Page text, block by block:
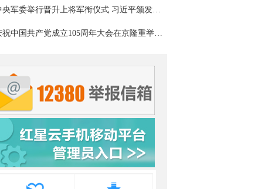
中央军委举行晋升上将军衔仪式 习近平颁发命令状并向晋衔的军官表示祝贺
庆祝中国共产党成立105周年大会在京隆重举行 习近平发表重要讲话